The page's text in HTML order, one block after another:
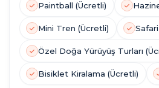
Paintball (Ücretli)
Mini Tren (Ücretli)
Özel Doğa Yürüyüş Turları
Bisiklet Kiralama (Ücretli)